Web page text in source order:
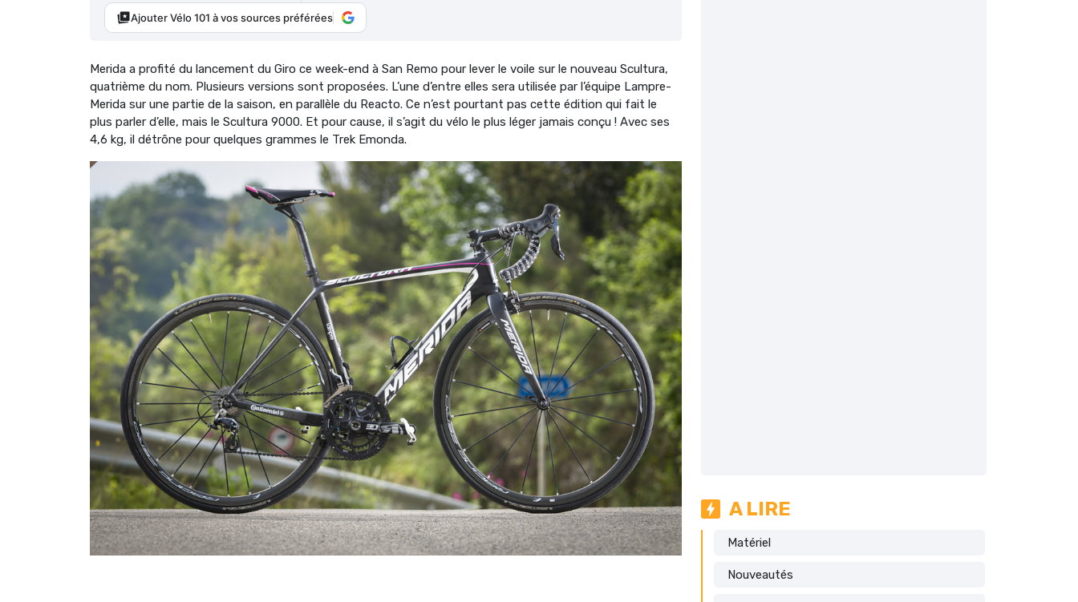
Ajouter Vélo 101 à vos sources préférées
Merida a profité du lancement du Giro ce week-end à San Remo pour lever le voile sur le nouveau Scultura,
quatrième du nom. Plusieurs versions sont proposées. L’une d’entre elles sera utilisée par l’équipe Lampre-
Merida sur une partie de la saison, en parallèle du Reacto. Ce n’est pourtant pas cette édition qui fait le
plus parler d’elle, mais le Scultura 9000. Et pour cause, il s’agit du vélo le plus léger jamais conçu ! Avec ses
4,6 kg, il détrône pour quelques grammes le Trek Emonda.
A LIRE
Matériel
Nouveautés